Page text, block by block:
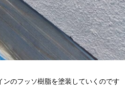
のフッソ樹脂を塗装していくのです